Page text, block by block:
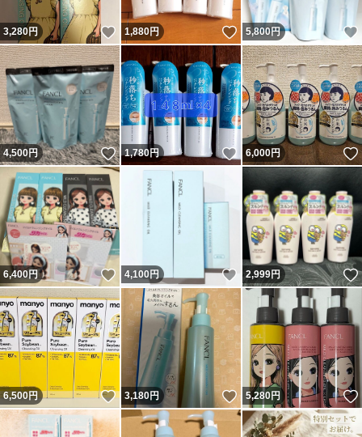
3,280円 いいね！
1,880円 いいね！
5,800円
4,500円 いいね！
1,780円 いいね！
6,000円
6,400円 いいね！
4,100円 いいね！
2,999円
6,500円 いいね！
3,180円 いいね！
5,280円